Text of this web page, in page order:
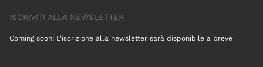
ISCRIVITI ALLA NEWSLETTER
Coming soon! L'iscrizione alla newsletter sarà disponibile a breve